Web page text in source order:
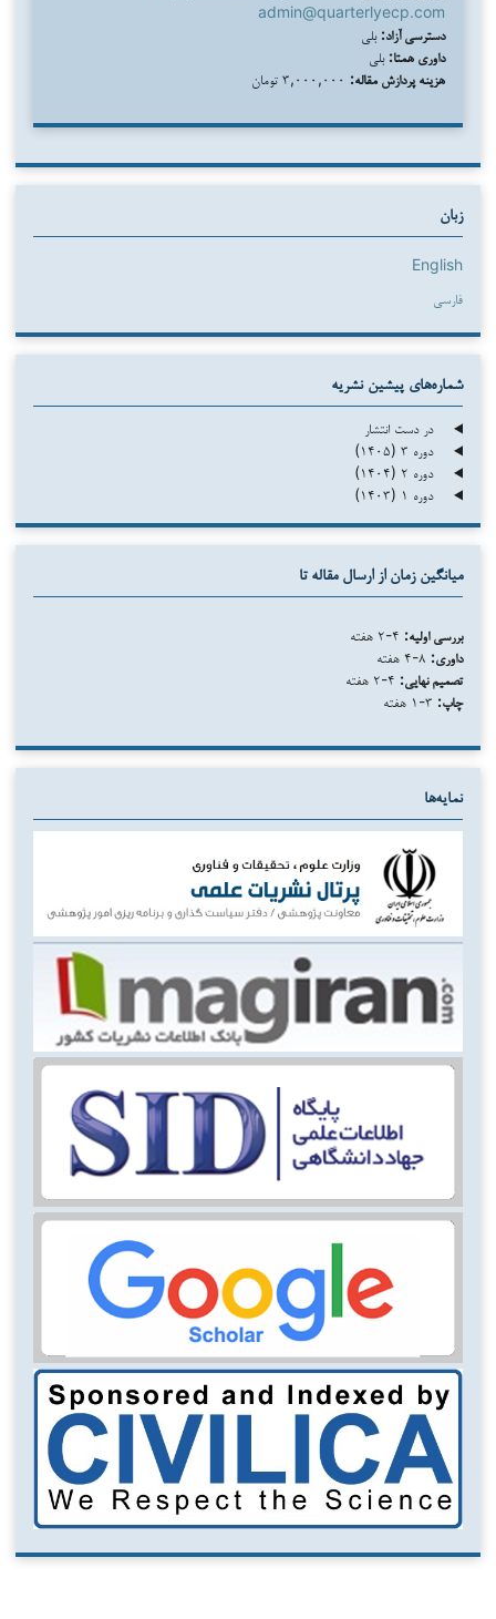
admin@quarterlyecp.com
دسترسی آزاد: بلی
داوری همتا: بلی
هزینه پردازش مقاله:
زبان
English
فارسی
شماره‌های پیشین نشریه
در دست انتشار
دوره ۳ (۱۴۰۵)
دوره ۲ (۱۴۰۴)
دوره ۱ (۱۴۰۳)
میانگین زمان از ارسال مقاله تا
بررسی اولیه:
داوری:
تصمیم نهایی:
چاپ:
نمایه‌ها